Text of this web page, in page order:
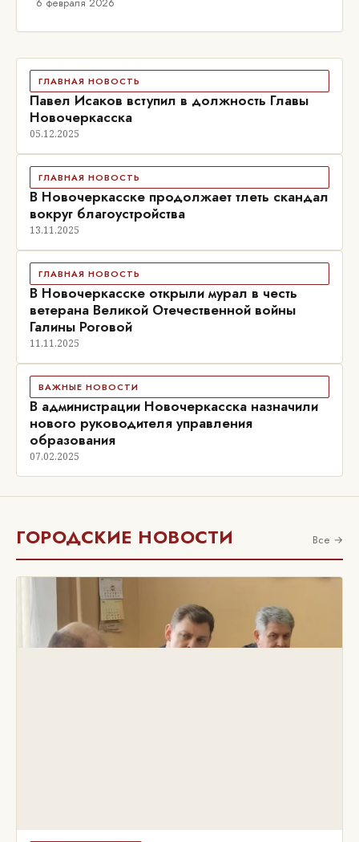
ГЛАВНАЯ НОВОСТЬ
Павел Исаков вступил в должность Главы
Новочеркасска
05.12.2025
ГЛАВНАЯ НОВОСТЬ
В Новочеркасске продолжает тлеть скандал
вокруг благоустройства
13.11.2025
ГЛАВНАЯ НОВОСТЬ
В Новочеркасске открыли мурал в честь
ветерана Великой Отечественной войны
Галины Роговой
11.11.2025
ВАЖНЫЕ НОВОСТИ
В администрации Новочеркасска назначили
нового руководителя управления
образования
07.02.2025
ГОРОДСКИЕ НОВОСТИ Все →